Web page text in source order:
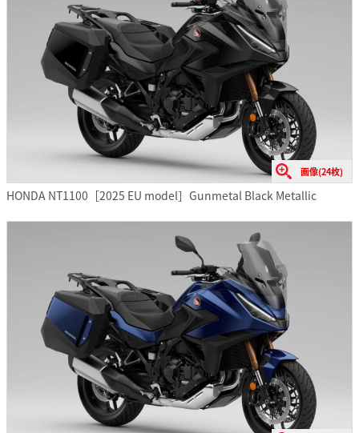
画像(24枚)
HONDA NT1100［2025 EU model］Gunmetal Black Metallic